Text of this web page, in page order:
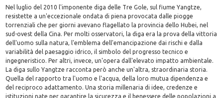
Nel luglio del 2010 l'imponente diga delle Tre Gole, sul fiume Yangtze,
resistette a un'eccezionale ondata di piena provocata dalle piogge
torrenziali che per giorni avevano flagellato la provincia dello Hubei, nel
sud-ovest della Cina. Per molti osservatori, la diga era la prova della vittoria
dell'uomo sulla natura, l'emblema dell'emancipazione dai rischi e dalla
variabilità del paesaggio idrico, il simbolo del progresso tecnico e
ingegneristico. Per altri, invece, un'opera dall'elevato impatto ambientale.
La diga sullo Yangtze racconta però anche un'altra, straordinaria storia.
Quella del rapporto tra l'uomo e l'acqua, della loro mutua dipendenza e
del reciproco adattamento. Una storia millenaria di idee, credenze e
istituzioni nate per garantire la sicurezza e il benessere delle popolazioni a